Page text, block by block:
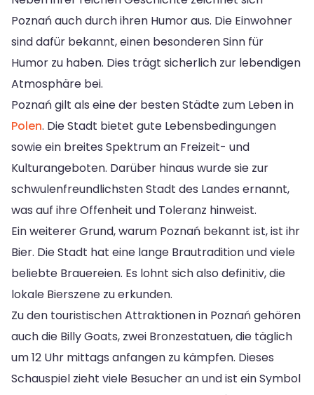
Poznań auch durch ihren Humor aus. Die Einwohner
sind dafür bekannt, einen besonderen Sinn für
Humor zu haben. Dies trägt sicherlich zur lebendigen
Atmosphäre bei.
Poznań gilt als eine der besten Städte zum Leben in
Polen. Die Stadt bietet gute Lebensbedingungen
sowie ein breites Spektrum an Freizeit- und
Kulturangeboten. Darüber hinaus wurde sie zur
schwulenfreundlichsten Stadt des Landes ernannt,
was auf ihre Offenheit und Toleranz hinweist.
Ein weiterer Grund, warum Poznań bekannt ist, ist ihr
Bier. Die Stadt hat eine lange Brautradition und viele
beliebte Brauereien. Es lohnt sich also definitiv, die
lokale Bierszene zu erkunden.
Zu den touristischen Attraktionen in Poznań gehören
auch die Billy Goats, zwei Bronzestatuen, die täglich
um 12 Uhr mittags anfangen zu kämpfen. Dieses
Schauspiel zieht viele Besucher an und ist ein Symbol